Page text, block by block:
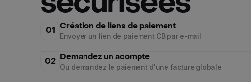
01 Création de liens de paiement
Envoyer un lien de paiement CB par e-mail
02 Demandez un acompte
Ou demandez le paiement d'une facture globale